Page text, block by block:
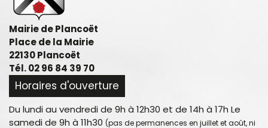
Mairie de Plancoët
Place de la Mairie
22130 Plancoët
Tél. 02 96 84 39 70
Horaires d'ouverture
Du lundi au vendredi de 9h à 12h30 et de 14h à 17h Le
samedi de 9h à 11h30 (pas de permanences en juillet et août, ni